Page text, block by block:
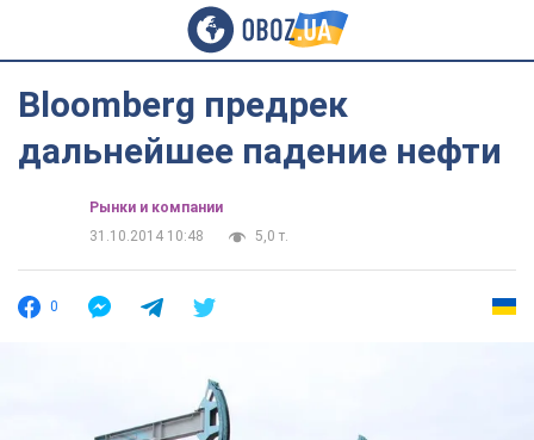
Bloomberg предрек
дальнейшее падение нефти
Рынки и компании
31.10.2014 10:48
5,0 т.
0